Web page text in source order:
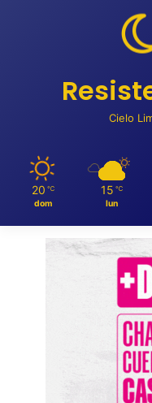
Cielo
20 ℃
dom
15 ℃
lun